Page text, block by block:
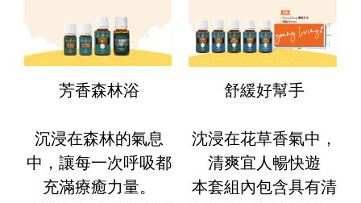
芳香森林浴
沉浸在森林的氣息
中，讓每一次呼吸都
充滿療癒力量。
舒緩好幫手
沈浸在花草香氣中，
清爽宜人暢快遊
本套組內包含具有清